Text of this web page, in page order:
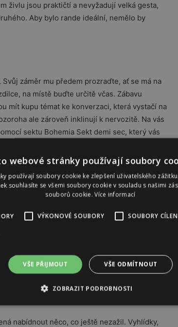
živlu jsou praktičtí a nevyžadují velká gesta,
Aby bylo rande ideální, nemělo by
záměr mu předem prozraďte, ať se má na
na místě buďte určitě včas. Zábavu
mít kupu témat ke konverzaci, která vystačí na
ale zároveň inklinují k nervozitě. Na vás
sektu Bohemia Sekt demi sec, který vás
je
nabídnout něco, co ještě nezažil. Vyhlídky,
webové stránky používají soubory
používají soubory cookie ke zlepšení uživatelského
souhlasíte se všemi soubory cookie v souladu s našimi
souborů cookie.Více informací
VÝKONOVÉ SOUBORY SOUBORY
VŠE PŘIJMOUT VŠE ODMÍTNOUT
ZOBRAZIT PODROBNOSTI